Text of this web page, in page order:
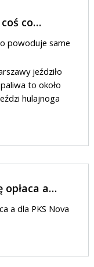
co…
powoduje same
jeździło
to około
hulajnoga
opłaca a…
a dla PKS Nova